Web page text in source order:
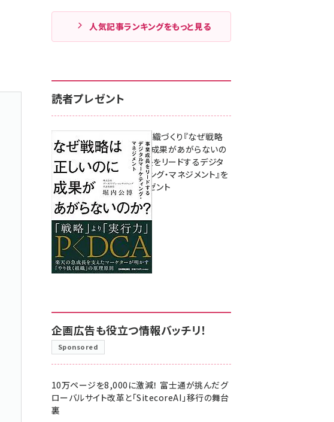
人気記事ランキングをもっと見る
読者プレゼント
成果を生む組織づくり『なぜ戦略
は正しいのに成果があがらないの
か？ 事業成長をリードするデジタ
ルマーケティング・マネジメント』を
3名様にプレゼント
8月7日 10:00
企画広告も役立つ情報バッチリ！
Sponsored
10万ページを8,000に激減！ 富士通が挑んだグ
ローバルサイト改革と「SitecoreAI」移行の舞台
裏